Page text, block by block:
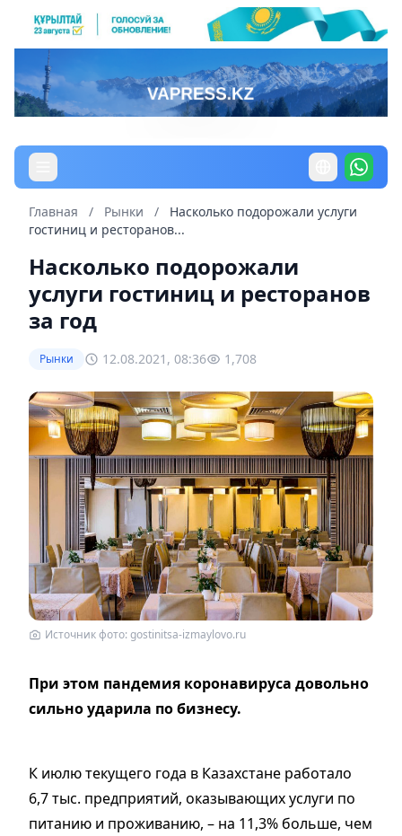
Главная / Рынки /
Насколько подорожали услуги
гостиниц и ресторанов...
Насколько подорожали
услуги гостиниц и ресторанов
за год
Рынки 12.08.2021, 08:36 1,708
Источник фото: gostinitsa-izmaylovo.ru
При этом пандемия коронавируса довольно
сильно ударила по бизнесу.
К июлю текущего года в Казахстане работало
6,7 тыс. предприятий, оказывающих услуги по
питанию и проживанию, – на 11,3% больше, чем